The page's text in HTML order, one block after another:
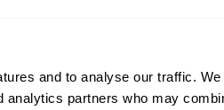
and to analyse our traffic.
analytics partners who may